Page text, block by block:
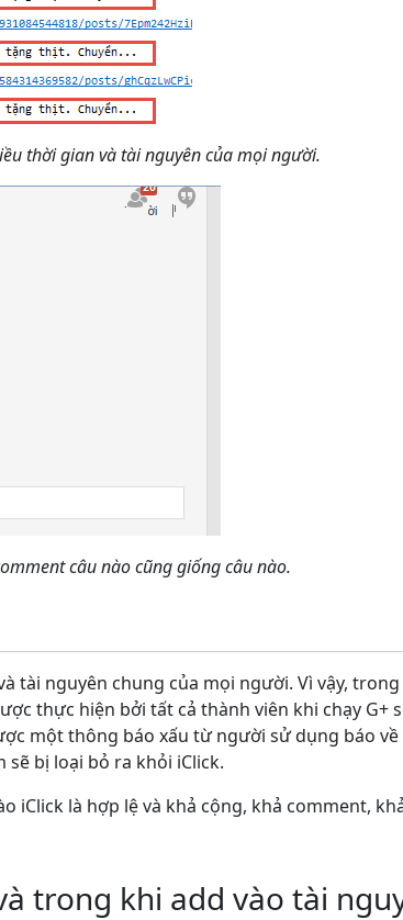
thời gian và tài nguyên của mọi người.
câu nào cũng giống câu nào.
tài nguyên chung của mọi người. Vì vậy,
thực hiện bởi tất cả thành viên khi chạy G+
một thông báo xấu từ người sử dụng báo về
bị loại bỏ ra khỏi iClick.
iClick là hợp lệ và khả cộng, khả comment,
trong khi add vào tài